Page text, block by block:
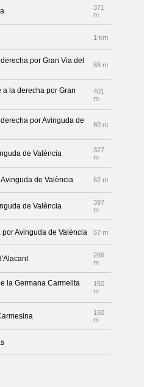
371
m
1 km
por Gran Via del
88 m
la derecha por Gran
401
m
por Avinguda de
80 m
de València
327
m
de València 62 m
de València
397
m
Avinguda de València 57 m
266
m
la Germana Carmelita
150
m
160
m